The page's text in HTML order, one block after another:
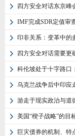
四方安全对话东京峰
IMF完成SDR定值审
印非关系：变革中的
四方安全对话需要
科伦坡处于十字路口
乌克兰战争后中印应
游走于现实政治与道
美国“楔子战略”的目
巨灾债券的机制、特